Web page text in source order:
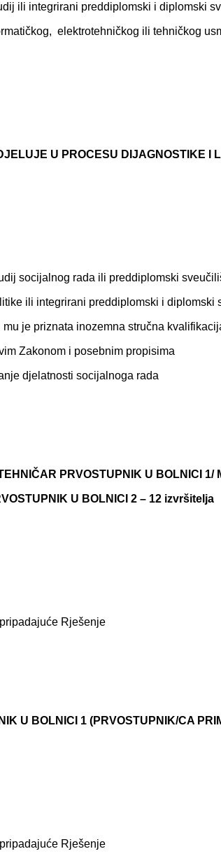
ili integrirani preddiplomski i diplomski
elektrotehničkog ili tehničkog
U PROCESU DIJAGNOSTIKE I
socijalnog rada ili preddiplomski
ili integrirani preddiplomski i diplomski
je priznata inozemna stručna
Zakonom i posebnim propisima
djelatnosti socijalnoga rada
PRVOSTUPNIK U BOLNICI 1/
U BOLNICI 2 – 12 izvršitelja
Rješenje
U BOLNICI 1 (PRVOSTUPNIK/CA
Rješenje